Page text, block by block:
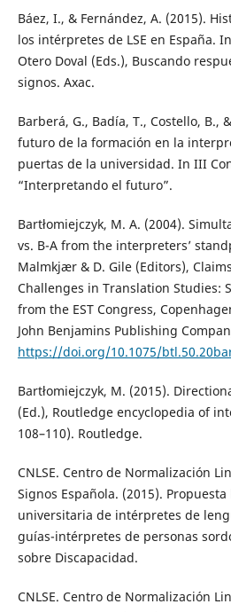
Báez, I., & Fernández, A. (2015).
los intérpretes de LSE en España.
Otero Doval (Eds.), Buscando
signos. Axac.
Barberá, G., Badía, T., Costello, B.,
futuro de la formación en la
puertas de la universidad. In III
“Interpretando el futuro”.
Bartłomiejczyk, M. A. (2004).
vs. B-A from the interpreters’
Malmkjær & D. Gile (Editors),
Challenges in Translation Studies:
from the EST Congress,
John Benjamins Publishing
https://doi.org/10.1075/
Bartłomiejczyk, M. (2015).
(Ed.), Routledge encyclopedia of
108–110). Routledge.
CNLSE. Centro de Normalización
Signos Española. (2015).
universitaria de intérpretes de
guías-intérpretes de personas
sobre Discapacidad.
CNLSE. Centro de Normalización